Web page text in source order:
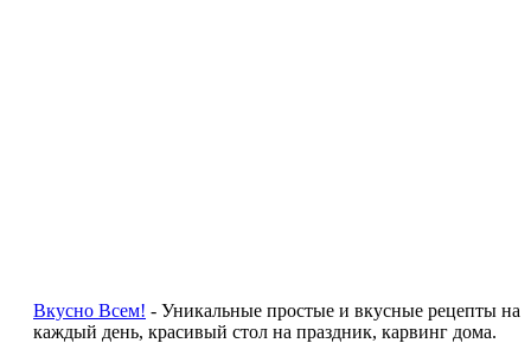
Вкусно Всем! - Уникальные простые и вкусные рецепты на
каждый день, красивый стол на праздник, карвинг дома.